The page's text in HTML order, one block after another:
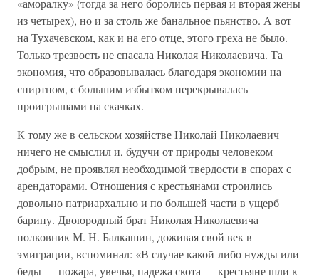
«аморалку» (тогда за него боролись первая и вторая жены
из четырех), но и за столь же банальное пьянство. А вот
на Тухачевском, как и на его отце, этого греха не было.
Только трезвость не спасала Николая Николаевича. Та
экономия, что образовывалась благодаря экономии на
спиртном, с большим избытком перекрывалась
проигрышами на скачках.
К тому же в сельском хозяйстве Николай Николаевич
ничего не смыслил и, будучи от природы человеком
добрым, не проявлял необходимой твердости в спорах с
арендаторами. Отношения с крестьянами строились
довольно патриархально и по большей части в ущерб
барину. Двоюродный брат Николая Николаевича
полковник М. Н. Балкашин, доживая свой век в
эмиграции, вспоминал: «В случае какой-либо нужды или
беды — пожара, увечья, падежа скота — крестьяне шли к